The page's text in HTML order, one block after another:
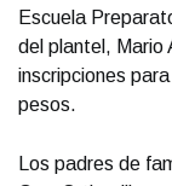
Escuela
del plantel, Mario
inscripciones
pesos.
Los padres de